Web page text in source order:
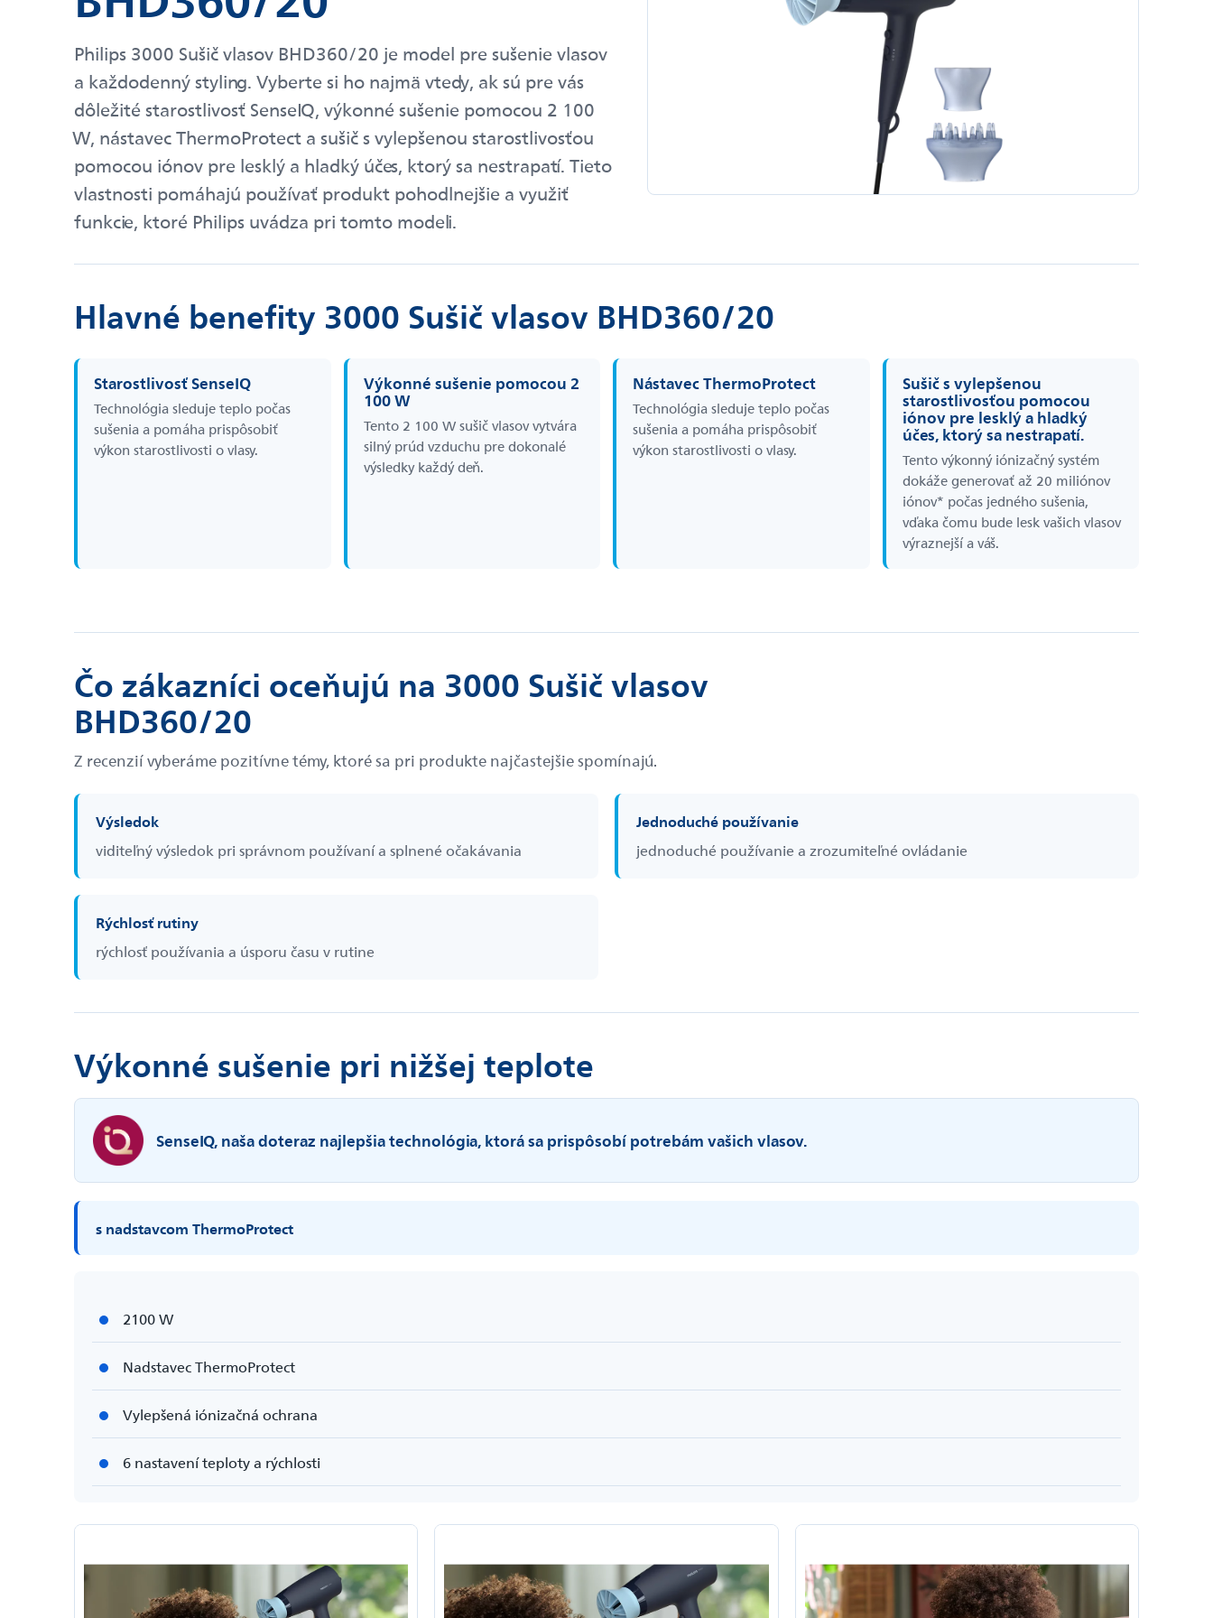
Philips 3000 Sušič vlasov BHD360/20 je model pre sušenie vlasov
a každodenný styling. Vyberte si ho najmä vtedy, ak sú pre vás
dôležité starostlivosť SenseIQ, výkonné sušenie pomocou 2 100
W, nástavec ThermoProtect a sušič s vylepšenou starostlivosťou
pomocou iónov pre lesklý a hladký účes, ktorý sa nestrapatí. Tieto
vlastnosti pomáhajú používať produkt pohodlnejšie a využiť
funkcie, ktoré Philips uvádza pri tomto modeli.
Hlavné benefity 3000 Sušič vlasov BHD360/20
Starostlivosť SenseIQ
Technológia sleduje teplo počas
sušenia a pomáha prispôsobiť
výkon starostlivosti o vlasy.
Výkonné sušenie pomocou 2
100 W
Tento 2 100 W sušič vlasov vytvára
silný prúd vzduchu pre dokonalé
výsledky každý deň.
Nástavec ThermoProtect
Technológia sleduje teplo počas
sušenia a pomáha prispôsobiť
výkon starostlivosti o vlasy.
Sušič s vylepšenou
starostlivosťou pomocou
iónov pre lesklý a hladký
účes, ktorý sa nestrapatí.
Tento výkonný iónizačný systém
dokáže generovať až 20 miliónov
iónov* počas jedného sušenia,
vďaka čomu bude lesk vašich vlasov
výraznejší a váš.
Čo zákazníci oceňujú na 3000 Sušič vlasov
BHD360/20
Z recenzií vyberáme pozitívne témy, ktoré sa pri produkte najčastejšie spomínajú.
Výsledok
viditeľný výsledok pri správnom používaní a splnené očakávania
Jednoduché používanie
jednoduché používanie a zrozumiteľné ovládanie
Rýchlosť rutiny
rýchlosť používania a úsporu času v rutine
Výkonné sušenie pri nižšej teplote
SenseIQ, naša doteraz najlepšia technológia, ktorá sa prispôsobí potrebám vašich vlasov.
s nadstavcom ThermoProtect
2100 W
Nadstavec ThermoProtect
Vylepšená iónizačná ochrana
6 nastavení teploty a rýchlosti